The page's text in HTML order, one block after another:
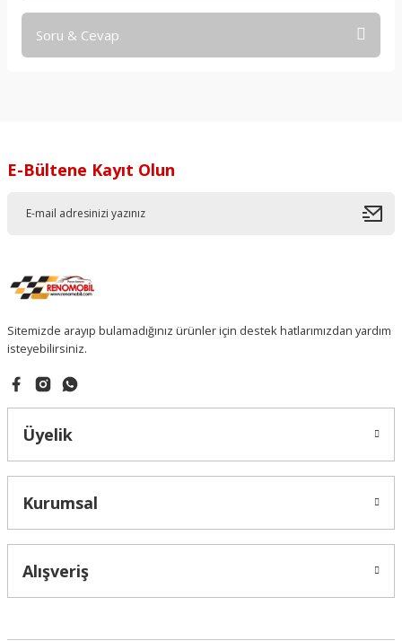
Soru & Cevap
E-Bültene Kayıt Olun
Sitemizde arayıp bulamadığınız ürünler için destek hatlarımızdan yardım
isteyebilirsiniz.
Üyelik
Kurumsal
Alışveriş